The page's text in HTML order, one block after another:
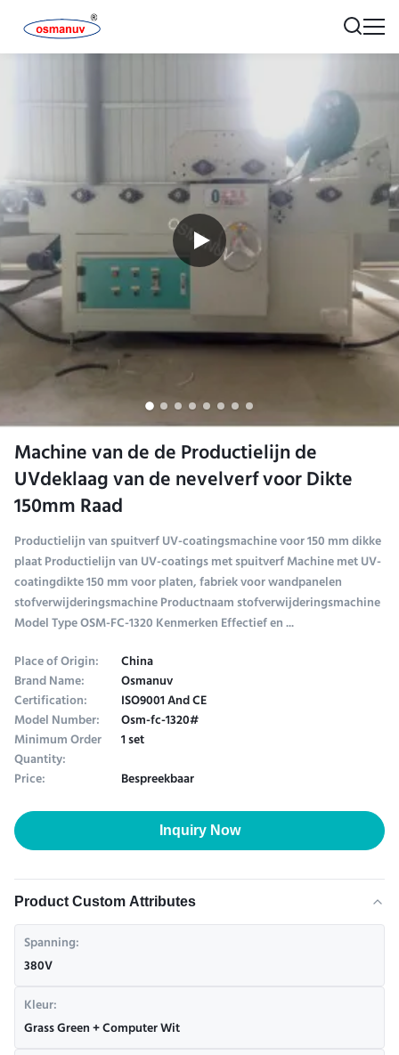
Machine van de de Productielijn de
UVdeklaag van de nevelverf voor Dikte
150mm Raad
Productielijn van spuitverf UV-coatingsmachine voor 150 mm dikke
plaat Productielijn van UV-coatings met spuitverf Machine met UV-
coatingdikte 150 mm voor platen, fabriek voor wandpanelen
stofverwijderingsmachine Productnaam stofverwijderingsmachine
Model Type OSM-FC-1320 Kenmerken Effectief en ...
Place of Origin:
China
Brand Name: Osmanuv
Certification: ISO9001 And CE
Model Number: Osm-fc-1320#
Minimum Order
Quantity:
1 set
Price:
Bespreekbaar
Inquiry Now
Product Custom Attributes
Spanning:
380V
Kleur:
Grass Green + Computer Wit